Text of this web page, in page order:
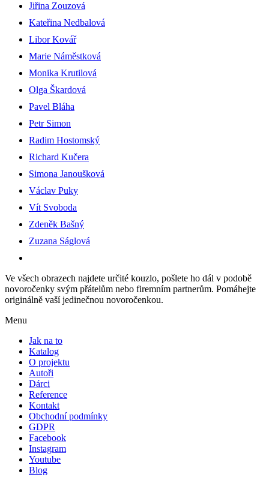
Jiřina Zouzová
Kateřina Nedbalová
Libor Kovář
Marie Náměstková
Monika Krutilová
Olga Škardová
Pavel Bláha
Petr Simon
Radim Hostomský
Richard Kučera
Simona Janoušková
Václav Puky
Vít Svoboda
Zdeněk Bašný
Zuzana Ságlová
Ve všech obrazech najdete určité kouzlo, pošlete ho dál v podobě
novoročenky svým přátelům nebo firemním partnerům. Pomáhejte
originálně vaší jedinečnou novoročenkou.
Menu
Jak na to
Katalog
O projektu
Autoři
Dárci
Reference
Kontakt
Obchodní podmínky
GDPR
Facebook
Instagram
Youtube
Blog